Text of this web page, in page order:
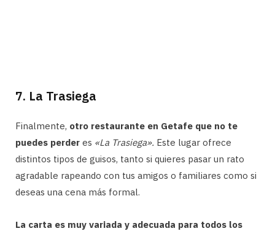
7. La Trasiega
Finalmente, otro restaurante en Getafe que no te
puedes perder es «La Trasiega». Este lugar ofrece
distintos tipos de guisos, tanto si quieres pasar un rato
agradable rapeando con tus amigos o familiares como si
deseas una cena más formal.
La carta es muy variada y adecuada para todos los